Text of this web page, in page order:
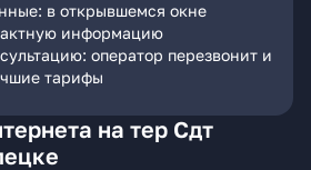
в открывшемся окне
информацию
оператор перезвонит и
тарифы
на тер Сдт